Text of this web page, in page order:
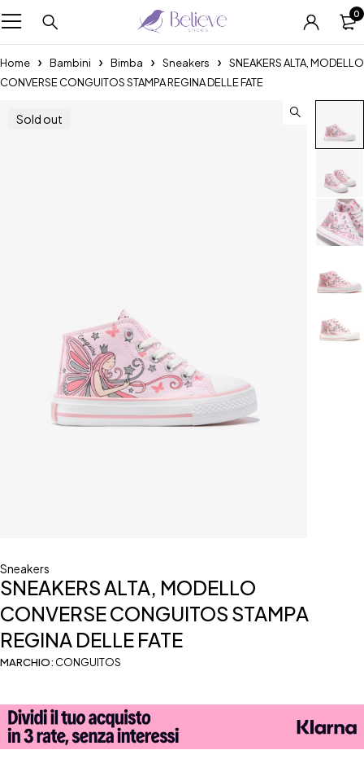
0
Home Bambini Bimba Sneakers
SNEAKERS ALTA, MODELLO
CONVERSE CONGUITOS STAMPA REGINA DELLE FATE
Sold out
Sneakers
SNEAKERS ALTA, MODELLO
CONVERSE CONGUITOS STAMPA
REGINA DELLE FATE
MARCHIO: CONGUITOS